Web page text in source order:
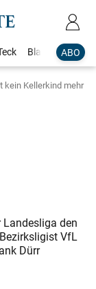
ABO
Blaulicht
kein Kellerkind mehr
Landesliga den
VfL
Dürr